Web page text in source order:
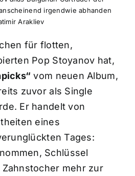
irgendwie abhanden
Arakliev
für flotten,
Pop Stoyanov hat,
vom neuen Album,
zuvor als Single
Er handelt von
eines
Tages:
Schlüssel
mehr zur